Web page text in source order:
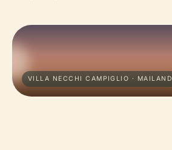
VILLA NECCHI CAMPIGLIO · MAILAND